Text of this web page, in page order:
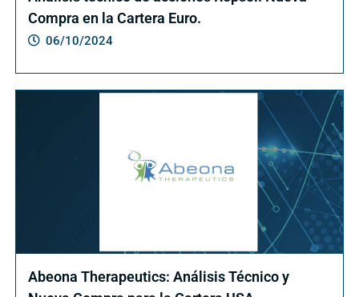
Compra en la Cartera Euro.
06/10/2024
Abeona Therapeutics: Análisis Técnico y